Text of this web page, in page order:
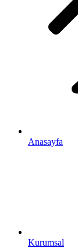
Anasayfa
Kurumsal